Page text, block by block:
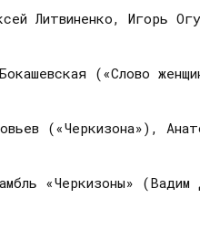
Литвиненко, Игорь
(«Слово
(«Черкизона»),
«Черкизоны»